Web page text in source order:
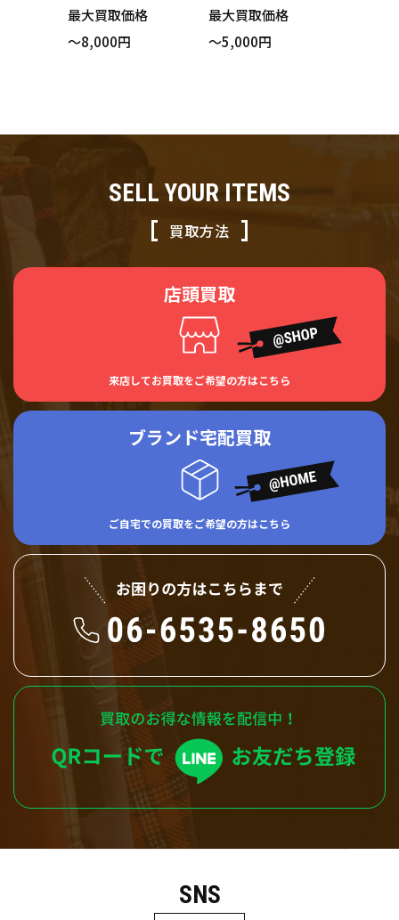
CK SOFT LEATHER
リュックサック ブ
最大買取価格
～8,000円
グレゴリー TAIL MA
TE テールメイト ウ
最大買取価格
～5,000円
SELL YOUR ITEMS
買取方法
店頭買取
来店してお買取をご希望の方はこちら
ブランド宅配買取
ご自宅での買取をご希望の方はこちら
SNS